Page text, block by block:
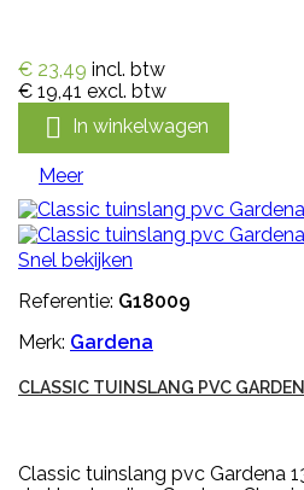
€ 23,49 incl. btw
€ 19,41 excl. btw
 In winkelwagen
Meer
Snel bekijken
Referentie: G18009
Merk: Gardena
CLASSIC TUINSLANG PVC
Classic tuinslang pvc Gardena